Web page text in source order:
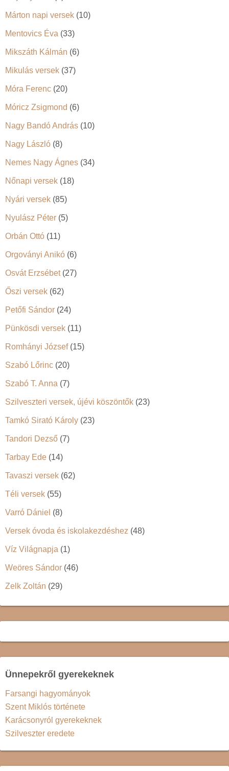
Márton napi versek (10)
Mentovics Éva (33)
Mikszáth Kálmán (6)
Mikulás versek (37)
Móra Ferenc (20)
Móricz Zsigmond (6)
Nagy Bandó András (10)
Nagy László (8)
Nemes Nagy Ágnes (34)
Nőnapi versek (18)
Nyári versek (85)
Nyulász Péter (5)
Orbán Ottó (11)
Orgoványi Anikó (6)
Osvát Erzsébet(27)
Őszi versek (62)
Petőfi Sándor (24)
Pünkösdi versek (11)
Romhányi József(15)
Szabó Lőrinc (20)
Szabó T. Anna (7)
Szilveszteri versek, újévi köszöntők (23)
Tamkó Sirató Károly (23)
Tandori Dezső (7)
Tarbay Ede (14)
Tavaszi versek (62)
Téli versek (55)
Varró Dániel (8)
Versek óvoda és iskolakezdéshez (48)
Víz Világnapja (1)
Weöres Sándor (46)
Zelk Zoltán (29)
Ünnepekről gyerekeknek
Farsangi hagyományok
Szent Miklós története
Karácsonyról gyerekeknek
Szilveszter eredete